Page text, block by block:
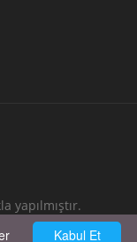
yapılmıştır.
Bize Yazın
Kabul Et